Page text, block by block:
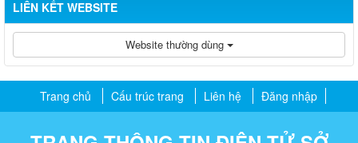
LIÊN KẾT WEBSITE
Website thường dùng
Trang chủ Cấu trúc trang Liên hệ Đăng nhập